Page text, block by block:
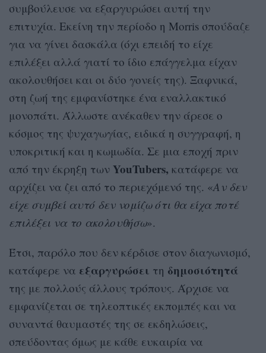
συμβούλευσε να εξαργυρώσει αυτή την
επιτυχία. Εκείνη την περίοδο η Morris σπούδαζε
για να γίνει δασκάλα (όχι επειδή το είχε
επιλέξει αλλά γιατί το ίδιο επάγγελμα είχαν
ακολουθήσει και οι δύο γονείς της). Ξαφνικά,
στη ζωή της εμφανίστηκε ένα εναλλακτικό
μονοπάτι. Άλλωστε ανέκαθεν την άρεσε ο
κόσμος της ψυχαγωγίας, ειδικά η συγγραφή, η
υποκριτική και η κωμωδία. Σε μια εποχή πριν
από την έκρηξη των YouTubers, κατάφερε να
αρχίζει να ζει από το περιεχόμενό της. «Αν δεν
είχε συμβεί αυτό δεν νομίζω ότι θα είχα ποτέ
επιλέξει να το ακολουθήσω».
Έτσι, παρόλο που δεν κέρδισε στον διαγωνισμό,
κατάφερε να εξαργυρώσει τη δημοσιότητά
της με πολλούς άλλους τρόπους. Άρχισε να
εμφανίζεται σε τηλεοπτικές εκπομπές και να
συναντά θαυμαστές της σε εκδηλώσεις,
σπεύδοντας όμως με κάθε ευκαιρία να